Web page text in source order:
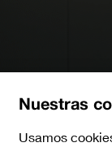
Nuestras
Usamos